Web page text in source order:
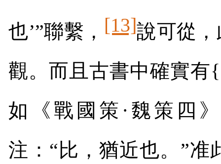
也’”聯繫， [13]說可從，
觀。而且古書中確實有{
如《戰國策·魏策四
注：“比，猶近也。”准